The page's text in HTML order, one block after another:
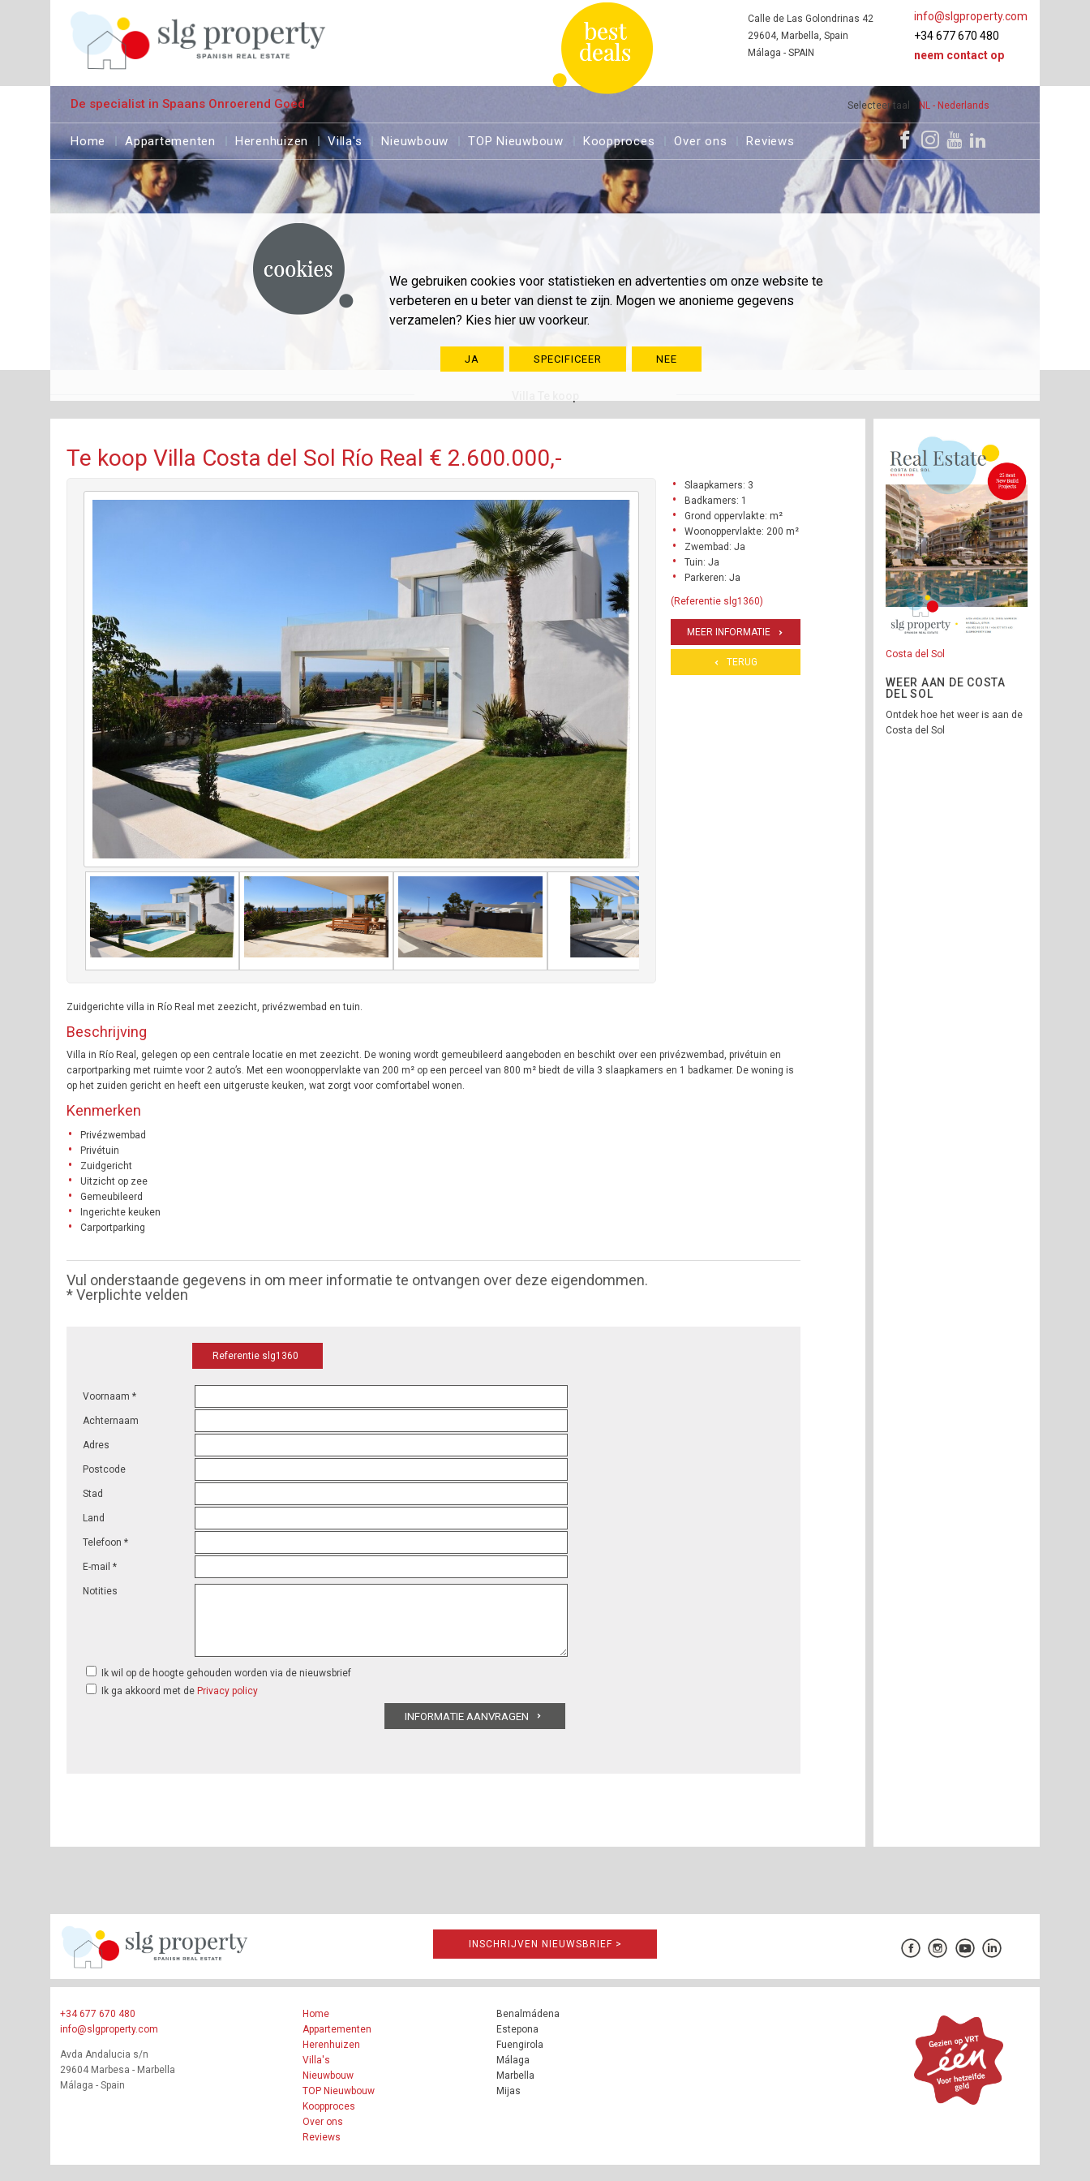
We gebruiken cookies voor statistieken en advertenties om onze website te
verbeteren en u beter van dienst te zijn. Mogen we anonieme gegevens
verzamelen? Kies hier uw voorkeur.
JA SPECIFICEER NEE
Selecteer taal NL - Nederlands
info@slgproperty.com
+34 677 670 480
neem contact op
Calle de Las Golondrinas 42
29604, Marbella, Spain
Málaga - SPAIN
De specialist in Spaans Onroerend Goed
Home Appartementen Herenhuizen Villa's Nieuwbouw TOP Nieuwbouw Koopproces Over ons Reviews
Te koop Villa Costa del Sol Río Real € 2.600.000,-
Slaapkamers: 3
Badkamers: 1
Grond oppervlakte: m²
Woonoppervlakte: 200 m²
Zwembad: Ja
Tuin: Ja
Parkeren: Ja
(Referentie slg1360)
MEER INFORMATIE
TERUG
Zuidgerichte villa in Río Real met zeezicht, privézwembad en tuin.
Beschrijving
Villa in Río Real, gelegen op een centrale locatie en met zeezicht. De woning wordt gemeubileerd aangeboden en beschikt over een privézwembad, privétuin en
carportparking met ruimte voor 2 auto’s. Met een woonoppervlakte van 200 m² op een perceel van 800 m² biedt de villa 3 slaapkamers en 1 badkamer. De woning is
op het zuiden gericht en heeft een uitgeruste keuken, wat zorgt voor comfortabel wonen.
Kenmerken
Privézwembad
Privétuin
Zuidgericht
Uitzicht op zee
Gemeubileerd
Ingerichte keuken
Carportparking
Vul onderstaande gegevens in om meer informatie te ontvangen over deze eigendommen.
* Verplichte velden
Referentie slg1360
Voornaam *
Achternaam
Adres
Postcode
Stad
Land
Telefoon *
E-mail *
Notities
Ik wil op de hoogte gehouden worden via de nieuwsbrief
Ik ga akkoord met de Privacy policy
Costa del Sol
WEER AAN DE COSTA
DEL SOL
Ontdek hoe het weer is aan de
Costa del Sol
INSCHRIJVEN NIEUWSBRIEF >
+34 677 670 480
info@slgproperty.com
Avda Andalucia s/n
29604 Marbesa - Marbella
Málaga - Spain
Home
Appartementen
Herenhuizen
Villa's
Nieuwbouw
TOP Nieuwbouw
Koopproces
Over ons
Reviews
Benalmádena
Estepona
Fuengirola
Málaga
Marbella
Mijas